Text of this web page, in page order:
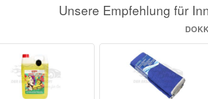
Unsere Empfehlung für